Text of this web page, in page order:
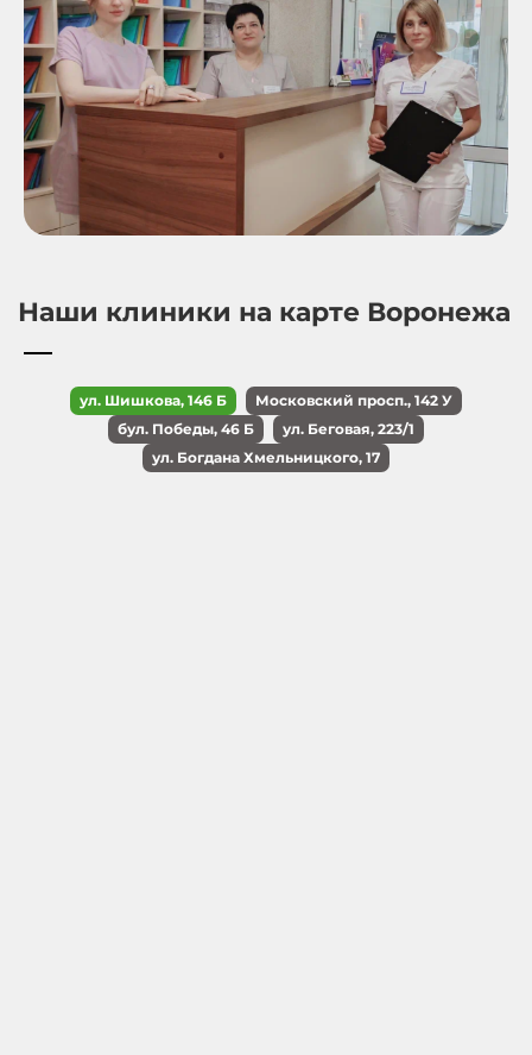
Наши клиники на карте Воронежа
ул. Шишкова, 146 Б
Московский просп., 142 У
бул. Победы, 46 Б
ул. Беговая, 223/1
ул. Богдана Хмельницкого, 17